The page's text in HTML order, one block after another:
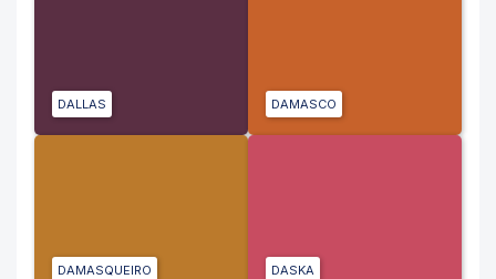
DALLAS DAMASCO
DAMASQUEIRO DASKA